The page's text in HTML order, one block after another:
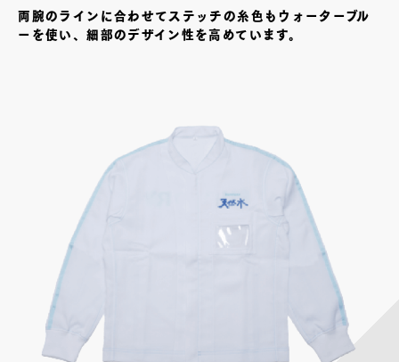
両腕のラインに合わせてステッチの糸色もウォーターブル
ーを使い、細部のデザイン性を高めています。